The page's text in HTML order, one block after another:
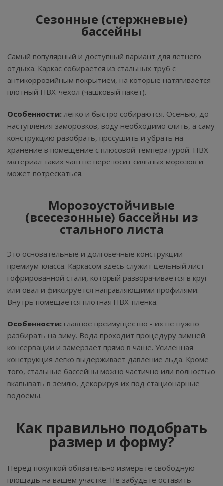
Сезонные (стержневые)
бассейны
Самый популярный и доступный вариант для летнего
отдыха. Каркас собирается из стальных труб с
антикоррозийным покрытием, на которые натягивается
плотный ПВХ-чехол (чашковый пакет).
Особенности: легко и быстро собираются. Осенью, до
наступления заморозков, воду необходимо слить, а саму
конструкцию разобрать, просушить и убрать на
хранение в помещение с плюсовой температурой. ПВХ-
материал таких чаш не переносит сильных морозов и
может потрескаться.
Морозоустойчивые
(всесезонные) бассейны из
стального листа
Это основательные и долговечные конструкции
премиум-класса. Каркасом здесь служит цельный лист
гофрированной стали, который разворачивается в круг
или овал и фиксируется направляющими профилями.
Внутрь помещается плотная ПВХ-пленка.
Особенности: главное преимущество - их не нужно
разбирать на зиму. Вода проходит процедуру зимней
консервации и замерзает прямо в чаше. Усиленная
конструкция легко выдерживает давление льда. Кроме
того, стальные бассейны можно частично или полностью
вкапывать в землю, декорируя их под стационарные
водоемы.
Как правильно подобрать
размер и форму?
Перед покупкой обязательно измерьте свободную
площадь на вашем участке. Не забудьте оставить